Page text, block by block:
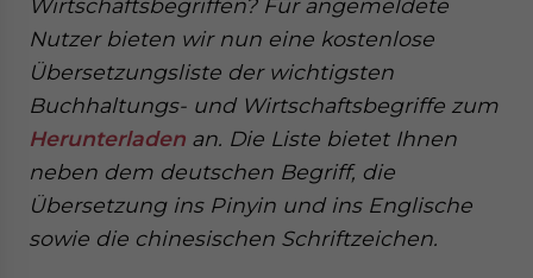
Wirtschaftsbegriffen? Für angemeldete
Nutzer bieten wir nun eine kostenlose
Übersetzungsliste der wichtigsten
Buchhaltungs- und Wirtschaftsbegriffe zum
Herunterladen an. Die Liste bietet Ihnen
neben dem deutschen Begriff, die
Übersetzung ins Pinyin und ins Englische
sowie die chinesischen Schriftzeichen.